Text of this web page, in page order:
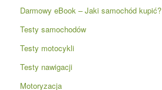
Darmowy eBook – Jaki samochód kupić?
Testy samochodów
Testy motocykli
Testy nawigacji
Motoryzacja